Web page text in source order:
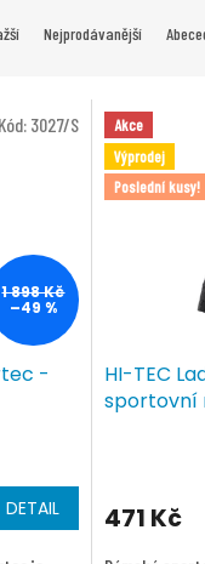
Nejprodávanější
1 898 Kč
–49 %
-
DETAIL
Kód: 3027/S
Akce
Výprodej
Poslední kusy!
HI-TEC
sportovní
471 Kč